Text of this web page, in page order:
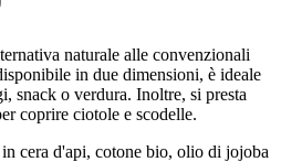
naturale alle convenzionali
in due dimensioni, è ideale
snack o verdura. Inoltre, si presta
coprire ciotole e scodelle.
cera d'api, cotone bio, olio di jojoba